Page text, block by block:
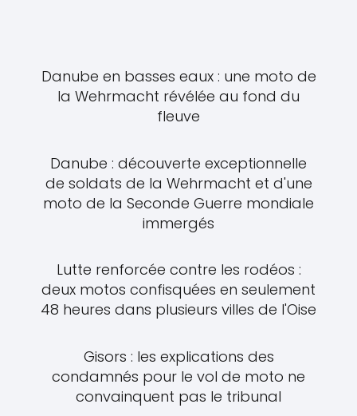
Danube en basses eaux : une moto de
la Wehrmacht révélée au fond du
fleuve
Danube : découverte exceptionnelle
de soldats de la Wehrmacht et d'une
moto de la Seconde Guerre mondiale
immergés
Lutte renforcée contre les rodéos :
deux motos confisquées en seulement
48 heures dans plusieurs villes de l'Oise
Gisors : les explications des
condamnés pour le vol de moto ne
convainquent pas le tribunal